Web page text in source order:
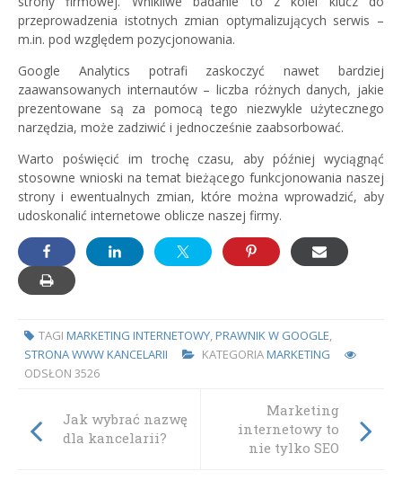
przeprowadzenia istotnych zmian optymalizujących serwis –
m.in. pod względem pozycjonowania.
Google Analytics potrafi zaskoczyć nawet bardziej
zaawansowanych internautów – liczba różnych danych, jakie
prezentowane są za pomocą tego niezwykle użytecznego
narzędzia, może zadziwić i jednocześnie zaabsorbować.
Warto poświęcić im trochę czasu, aby później wyciągnąć
stosowne wnioski na temat bieżącego funkcjonowania naszej
strony i ewentualnych zmian, które można wprowadzić, aby
udoskonalić internetowe oblicze naszej firmy.
TAGI MARKETING INTERNETOWY,PRAWNIK W GOOGLE,
STRONA WWW KANCELARII
KATEGORIAMARKETING
ODSŁON 3526
Jak wybrać nazwę
dla kancelarii?
Marketing
internetowy to
nie tylko SEO